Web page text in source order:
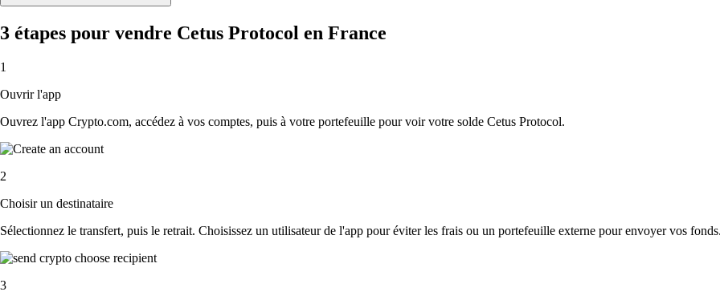
3 étapes pour vendre Cetus Protocol en France
1
Ouvrir l'app
Ouvrez l'app Crypto.com, accédez à vos comptes, puis à votre portefeuille pour voir votre solde Cetus Protocol.
2
Choisir un destinataire
Sélectionnez le transfert, puis le retrait. Choisissez un utilisateur de l'app pour éviter les frais ou un portefeuille externe pour envoyer vos fonds.
3